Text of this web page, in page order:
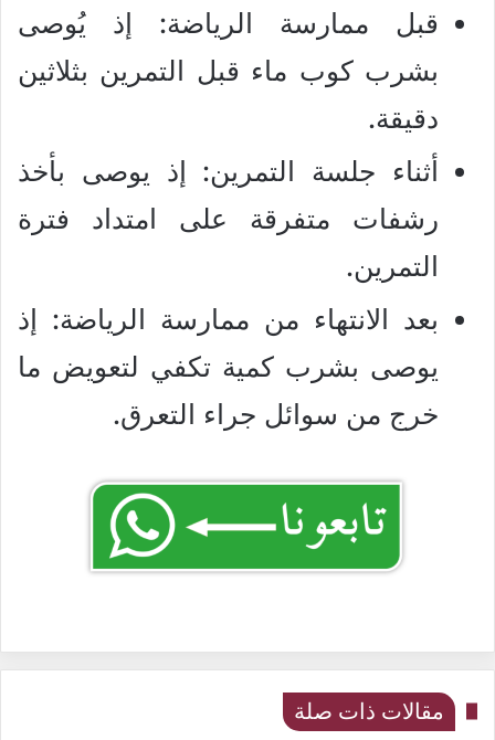
قبل ممارسة الرياضة: إذ يُوصى
بشرب كوب ماء قبل التمرين بثلاثين
دقيقة.
أثناء جلسة التمرين: إذ يوصى بأخذ
رشفات متفرقة على امتداد فترة
التمرين.
بعد الانتهاء من ممارسة الرياضة: إذ
يوصى بشرب كمية تكفي لتعويض ما
خرج من سوائل جراء التعرق.
مقالات ذات صلة